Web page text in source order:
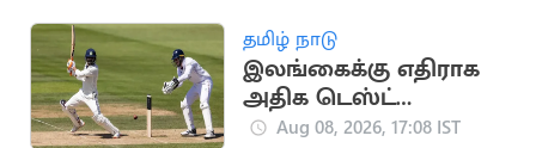
தமிழ் நாடு
இலங்கைக்கு எதிராக
அதிக டெஸ்ட்
விக்கெட்டுகள்
Aug 08, 2026, 17:08 IST